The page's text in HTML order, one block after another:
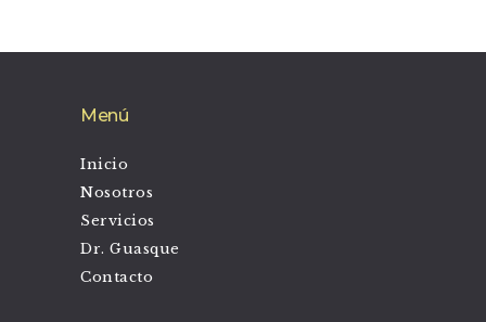
Menú
Inicio
Nosotros
Servicios
Dr. Guasque
Contacto